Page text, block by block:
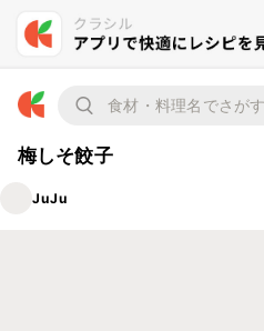
梅しそ餃子
JuJu